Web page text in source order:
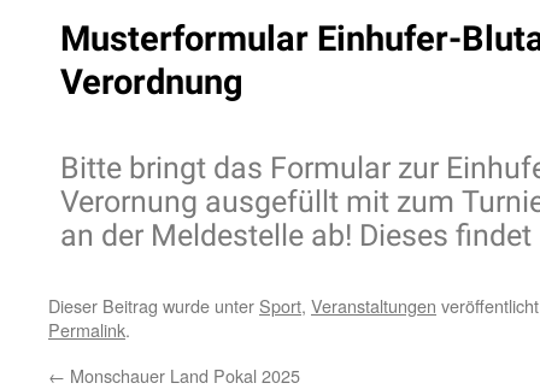
Musterformular Einhufer-
Verordnung
Bitte bringt das Formular zur
Verornung ausgefüllt mit zum
an der Meldestelle ab! Dieses
Dieser Beitrag wurde unter Sport, Veranstaltungen
Permalink.
← Monschauer Land Pokal 2025